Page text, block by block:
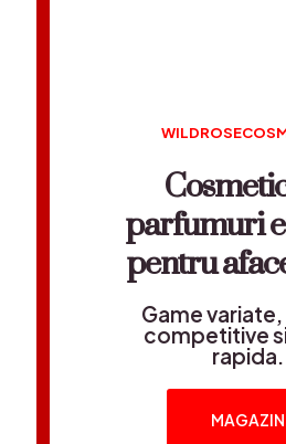
parfumuri
pentru
Game
competitive
rapida.
MAGAZIN